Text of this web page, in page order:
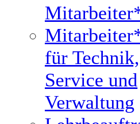
für Technik,
Service und
Verwaltung